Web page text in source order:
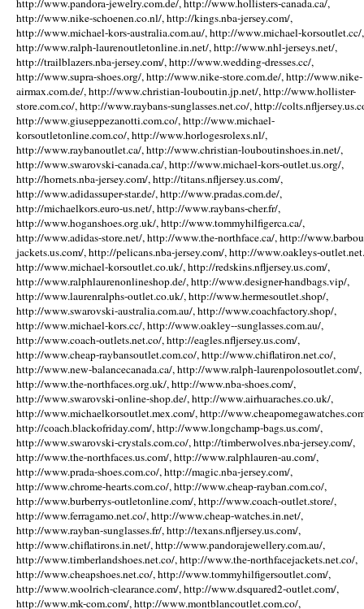
http://www.pandora-jewelry.com.de/, http://www.hollisters-canada.ca/,
http://www.nike-schoenen.co.nl/, http://kings.nba-jersey.com/,
http://www.michael-kors-australia.com.au/, http://www.michael-korsoutlet.cc/,
http://www.ralph-laurenoutletonline.in.net/, http://www.nhl-jerseys.net/,
http://trailblazers.nba-jersey.com/, http://www.wedding-dresses.cc/,
http://www.supra-shoes.org/, http://www.nike-store.com.de/, http://www.nike-
airmax.com.de/, http://www.christian-louboutin.jp.net/, http://www.hollister-
store.com.co/, http://www.raybans-sunglasses.net.co/, http://
http://www.giuseppezanotti.com.co/, http://www.michael-
korsoutletonline.com.co/, http://www.horlogesrolexs.nl/,
http://www.raybanoutlet.ca/, http://www.christian-louboutinshoes.in.net/,
http://www.swarovski-canada.ca/, http://www.michael-kors-outlet.us.org/,
http://hornets.nba-jersey.com/, http://titans.nfljersey.us.com/,
http://www.adidassuper-star.de/, http://www.pradas.com.de/,
http://michaelkors.euro-us.net/, http://www.raybans-cher.fr/,
http://www.hoganshoes.org.uk/, http://www.tommyhilfigerca.ca/,
http://www.adidas-store.net/, http://www.the-northface.ca/, http://
jackets.us.com/, http://pelicans.nba-jersey.com/, http://www.oakleys-
http://www.michael-korsoutlet.co.uk/, http://redskins.nfljersey.us.com/,
http://www.ralphlaurenonlineshop.de/, http://www.designer-handbags.vip/,
http://www.laurenralphs-outlet.co.uk/, http://www.hermesoutlet.shop/,
http://www.swarovski-australia.com.au/, http://www.coachfactory.shop/,
http://www.michael-kors.cc/, http://www.oakley--sunglasses.com.au/,
http://www.coach-outlets.net.co/, http://eagles.nfljersey.us.com/,
http://www.cheap-raybansoutlet.com.co/, http://www.chiflatiron.net.co/,
http://www.new-balancecanada.ca/, http://www.ralph-laurenpolosoutlet.com/,
http://www.the-northfaces.org.uk/, http://www.nba-shoes.com/,
http://www.swarovski-online-shop.de/, http://www.airhuaraches.co.uk/,
http://www.michaelkorsoutlet.mex.com/, http://
http://coach.blackofriday.com/, http://www.longchamp-bags.us.com/,
http://www.swarovski-crystals.com.co/, http://timberwolves.nba-jersey.com/,
http://www.the-northfaces.us.com/, http://www.ralphlauren-au.com/,
http://www.prada-shoes.com.co/, http://magic.nba-jersey.com/,
http://www.chrome-hearts.com.co/, http://www.cheap-rayban.com.co/,
http://www.burberrys-outletonline.com/, http://www.coach-outlet.store/,
http://www.ferragamo.net.co/, http://www.cheap-watches.in.net/,
http://www.rayban-sunglasses.fr/, http://texans.nfljersey.us.com/,
http://www.chiflatirons.in.net/, http://www.pandorajewellery.com.au/,
http://www.timberlandshoes.net.co/, http://www.the-northfacejackets.net.co/,
http://www.cheapshoes.net.co/, http://www.tommyhilfigersoutlet.com/,
http://www.woolrich-clearance.com/, http://www.dsquared2-outlet.com/,
http://www.mk-com.com/, http://www.montblancoutlet.com.co/,